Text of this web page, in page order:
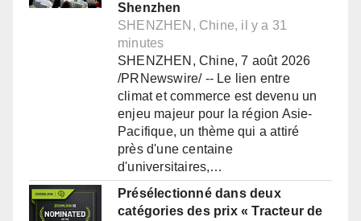
Shenzhen
SHENZHEN, Chine, il y a 31
minutes
SHENZHEN, Chine, 7 août 2026
/PRNewswire/ -- Le lien entre
climat et commerce est devenu un
enjeu majeur pour la région Asie-
Pacifique, un thème qui a attiré
près d'une centaine
d'universitaires,…
Présélectionné dans deux
catégories des prix « Tracteur de